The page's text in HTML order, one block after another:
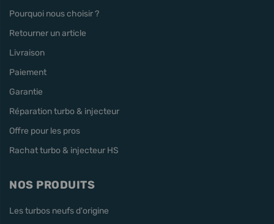
Pourquoi nous choisir ?
Retourner un article
Livraison
Paiement
Garantie
Réparation turbo & injecteur
Offre pour les pros
Rachat turbo & injecteur HS
NOS PRODUITS
Les turbos neufs d'origine